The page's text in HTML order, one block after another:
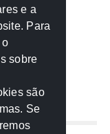
PGR
e a
Para
o
sobre
são
Se